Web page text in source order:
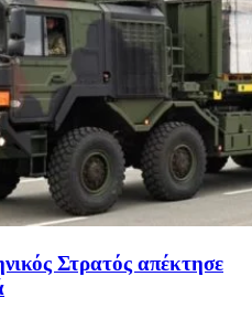
Στρατός απέκτησε